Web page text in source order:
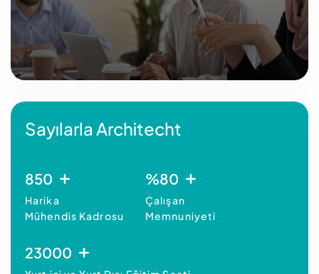
Sayılarla Architecht
850
Harika
Mühendis Kadrosu
%80
Çalışan
Memnuniyeti
23000